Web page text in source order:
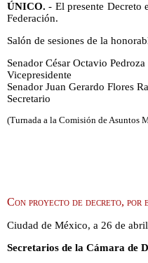
ÚNICO. - El presente Decreto
Federación.
Salón de sesiones de la
Senador César Octavio
Vicepresidente
Senador Juan Gerardo Flores
Secretario
(Turnada a la Comisión de Asuntos
Con proyecto de decreto,
Ciudad de México, a 26 de
Secretarios de la Cámara de